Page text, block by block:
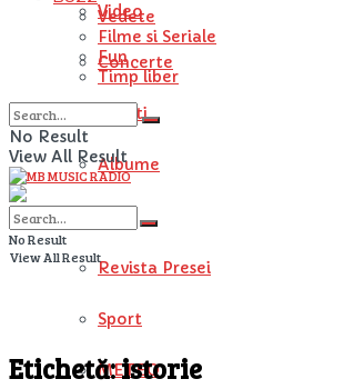
Video
Concerte
Artisti
Albume
STIRI
Revista Presei
Sport
METEO
Vedete
Filme si Seriale
Fun
Timp liber
No Result
View All Result
No Result
View All Result
Etichetă:istorie